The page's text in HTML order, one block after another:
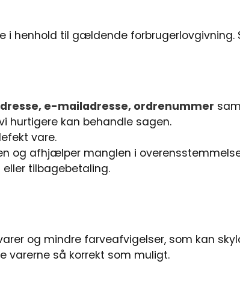
i henhold til gældende
e-mailadresse, ordrenummer
hurtigere kan behandle sagen.
vare.
og afhjælper manglen i
tilbagebetaling.
og mindre farveafvigelser, som kan
så korrekt som muligt.